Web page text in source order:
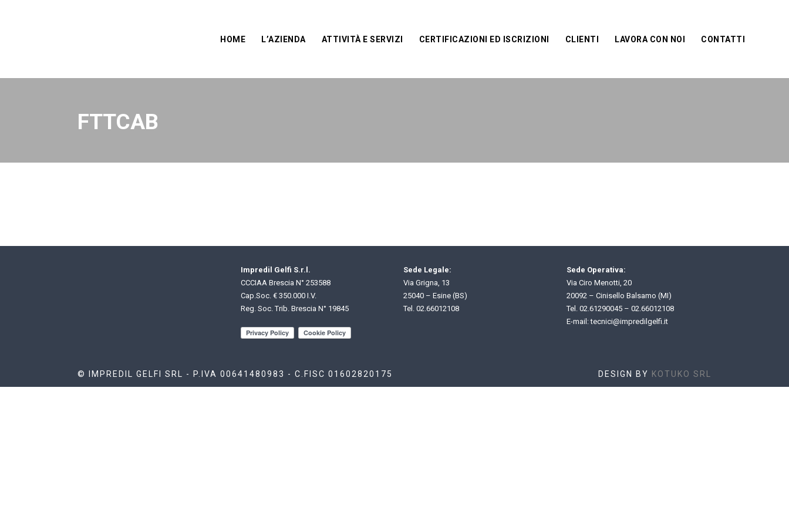
HOME L’AZIENDA ATTIVITÀ E SERVIZI CERTIFICAZIONI ED ISCRIZIONI CLIENTI LAVORA CON NOI CONTATTI
FTTCAB
Impredil Gelfi S.r.l.
CCCIAA Brescia N° 253588
Cap.Soc. € 350.000 I.V.
Reg. Soc. Trib. Brescia N° 19845
Sede Legale:
Via Grigna, 13
25040 – Esine (BS)
Tel. 02.66012108
Sede Operativa:
Via Ciro Menotti, 20
20092 – Cinisello Balsamo (MI)
Tel. 02.61290045– 02.66012108
E-mail: tecnici@impredilgelfi.it
© IMPREDIL GELFI SRL - P.IVA 00641480983 - C.FISC 01602820175 DESIGN BY KOTUKO SRL